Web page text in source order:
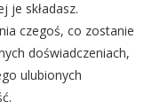
je składasz.
czegoś, co zostanie
doświadczeniach,
ulubionych